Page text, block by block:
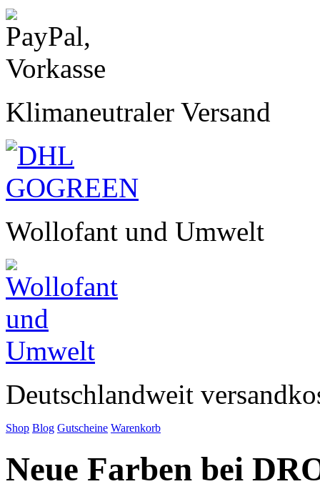
Klimaneutraler Versand
Wollofant und Umwelt
Deutschlandweit
Shop Blog Gutscheine Warenkorb
Neue Farben bei